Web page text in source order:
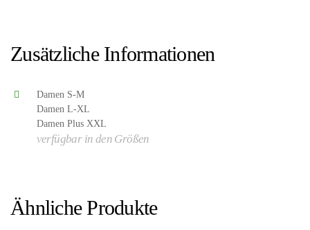
Zusätzliche Informationen
Damen S-M
Damen L-XL
Damen Plus XXL
verfügbar in den Größen
Ähnliche Produkte